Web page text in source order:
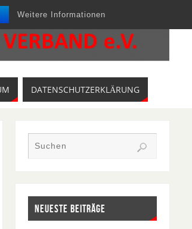
Weitere Informationen
DATENSCHUTZERKLÄRUNG
NEUESTE BEITRÄGE